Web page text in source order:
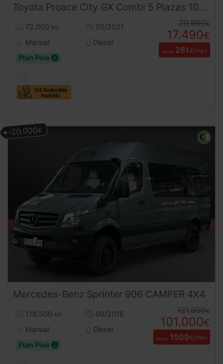
Toyota Proace City GX Combi 5 Plazas 102CV | Desde 260€/mes
72.000 km
05/2021
Manual
Diesel
Plan Pive
20.990€
17.490€
desde 261 €/mes
Mercedes-Benz Sprinter 906 CAMPER 4X4
118.500 km
06/2016
Manual
Diesel
Plan Pive
121.000€
101.000€
desde 1509€/mes
-20.000€